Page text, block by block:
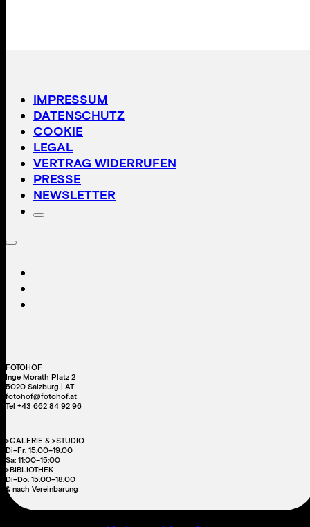
IMPRESSUM
DATENSCHUTZ
COOKIE
LEGAL
VERTRAG WIDERRUFEN
PRESSE
NEWSLETTER
FOTOHOF
Inge Morath Platz 2
5020 Salzburg | AT
fotohof@fotohof.at
Tel +43 662 84 92 96
>GALERIE & >STUDIO
Di–Fr: 15:00–19:00
Sa: 11:00–15:00
>BIBLIOTHEK
Di–Do: 15:00–18:00
& nach Vereinbarung